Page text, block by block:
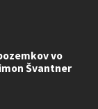
vo
Švantner